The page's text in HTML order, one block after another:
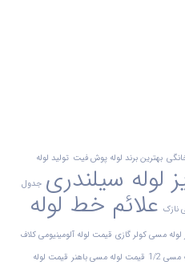
بهترین برند لوله پوش فیت تولید لوله
لوله سیلندری جدول
نازک علائم خط لوله
قیمت لوله آلومینیومی کلاف
1/2 قیمت لوله مسی باهنر قیمت لوله